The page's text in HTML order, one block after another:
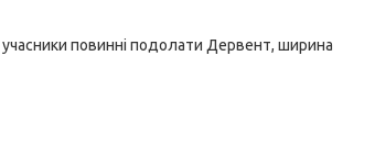
повинні подолати Дервент, ширина